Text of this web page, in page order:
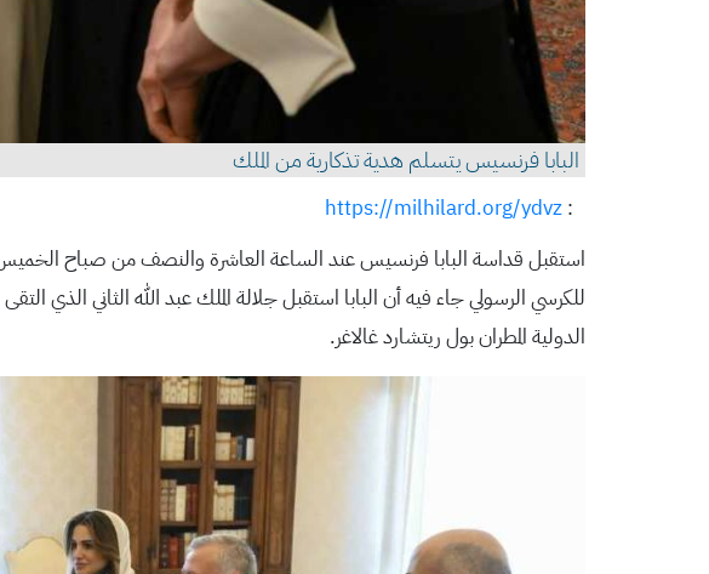
البابا فرنسيس يتسلم هدية تذكارية من الملك
:
https://milhilard.org/ydvz
استقبل قداسة البابا فرنسيس عند الساعة العاشرة والنصف من صباح الخميس
للكرسي الرسولي جاء فيه أن البابا استقبل جلالة الملك عبد الله الثاني الذي
الدولية المطران بول ريتشارد غالاغر.